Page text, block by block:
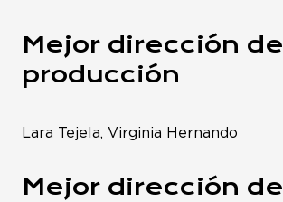
Mejor dirección de
producción
Lara Tejela, Virginia Hernando
Mejor dirección de